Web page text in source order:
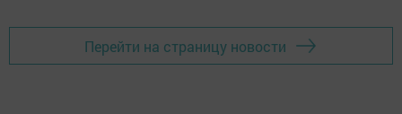
Перейти на страницу новости